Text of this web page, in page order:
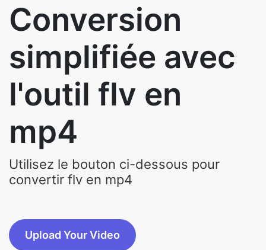
Conversion
simplifiée avec
l'outil flv en
mp4
Utilisez le bouton ci-dessous pour
convertir flv en mp4
Upload Your Video